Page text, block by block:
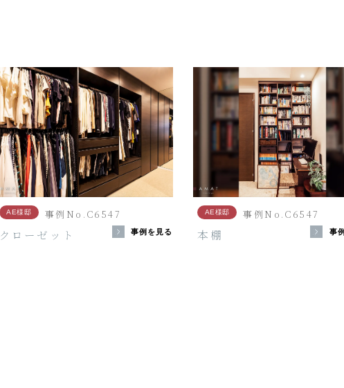
AE様邸 事例No.C6547
クローゼット 事例を見る
AE様邸 事例No.C6547
本棚 事